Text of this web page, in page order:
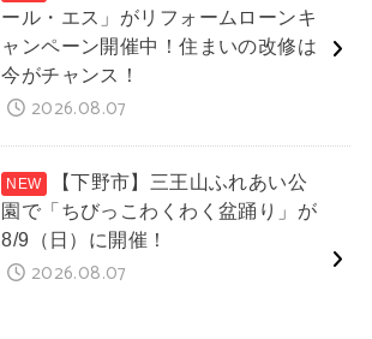
ール・エス」がリフォームローンキ
ャンペーン開催中！住まいの改修は
今がチャンス！
2026.08.07
【下野市】三王山ふれあい公
園で「ちびっこわくわく盆踊り」が
8/9（日）に開催！
2026.08.07